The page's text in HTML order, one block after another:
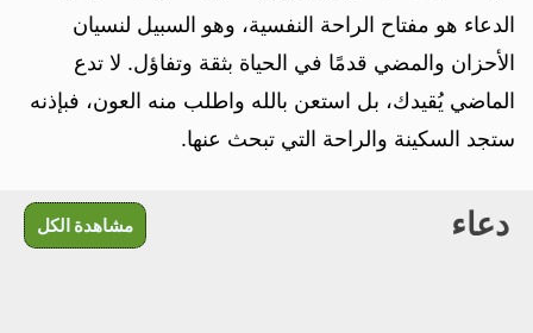
الدعاء هو مفتاح الراحة النفسية، وهو السبيل لنسيان
الأحزان والمضي قدمًا في الحياة بثقة وتفاؤل. لا تدع
الماضي يُقيدك، بل استعن بالله واطلب منه العون، فبإذنه
ستجد السكينة والراحة التي تبحث عنها.
دعاء مشاهدة الكل